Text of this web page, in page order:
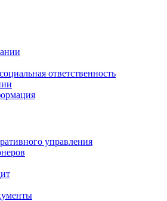
ответственность
управления